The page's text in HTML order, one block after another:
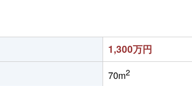
1,300万円
70m2